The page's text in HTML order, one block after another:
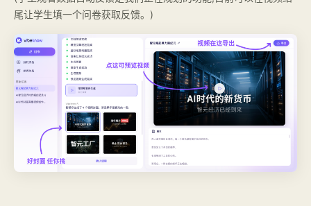
尾让学生填一个问卷获取反馈。)